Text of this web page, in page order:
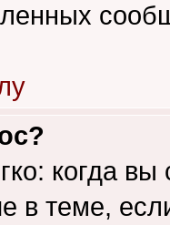
когда
в теме,